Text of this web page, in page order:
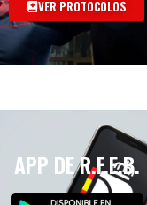
VER PROTOCOLOS
APP DE R.F.E.B.